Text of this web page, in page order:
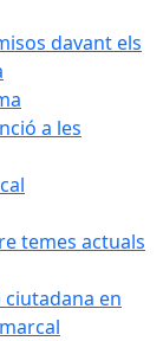
davant els
a les
temes actuals
en